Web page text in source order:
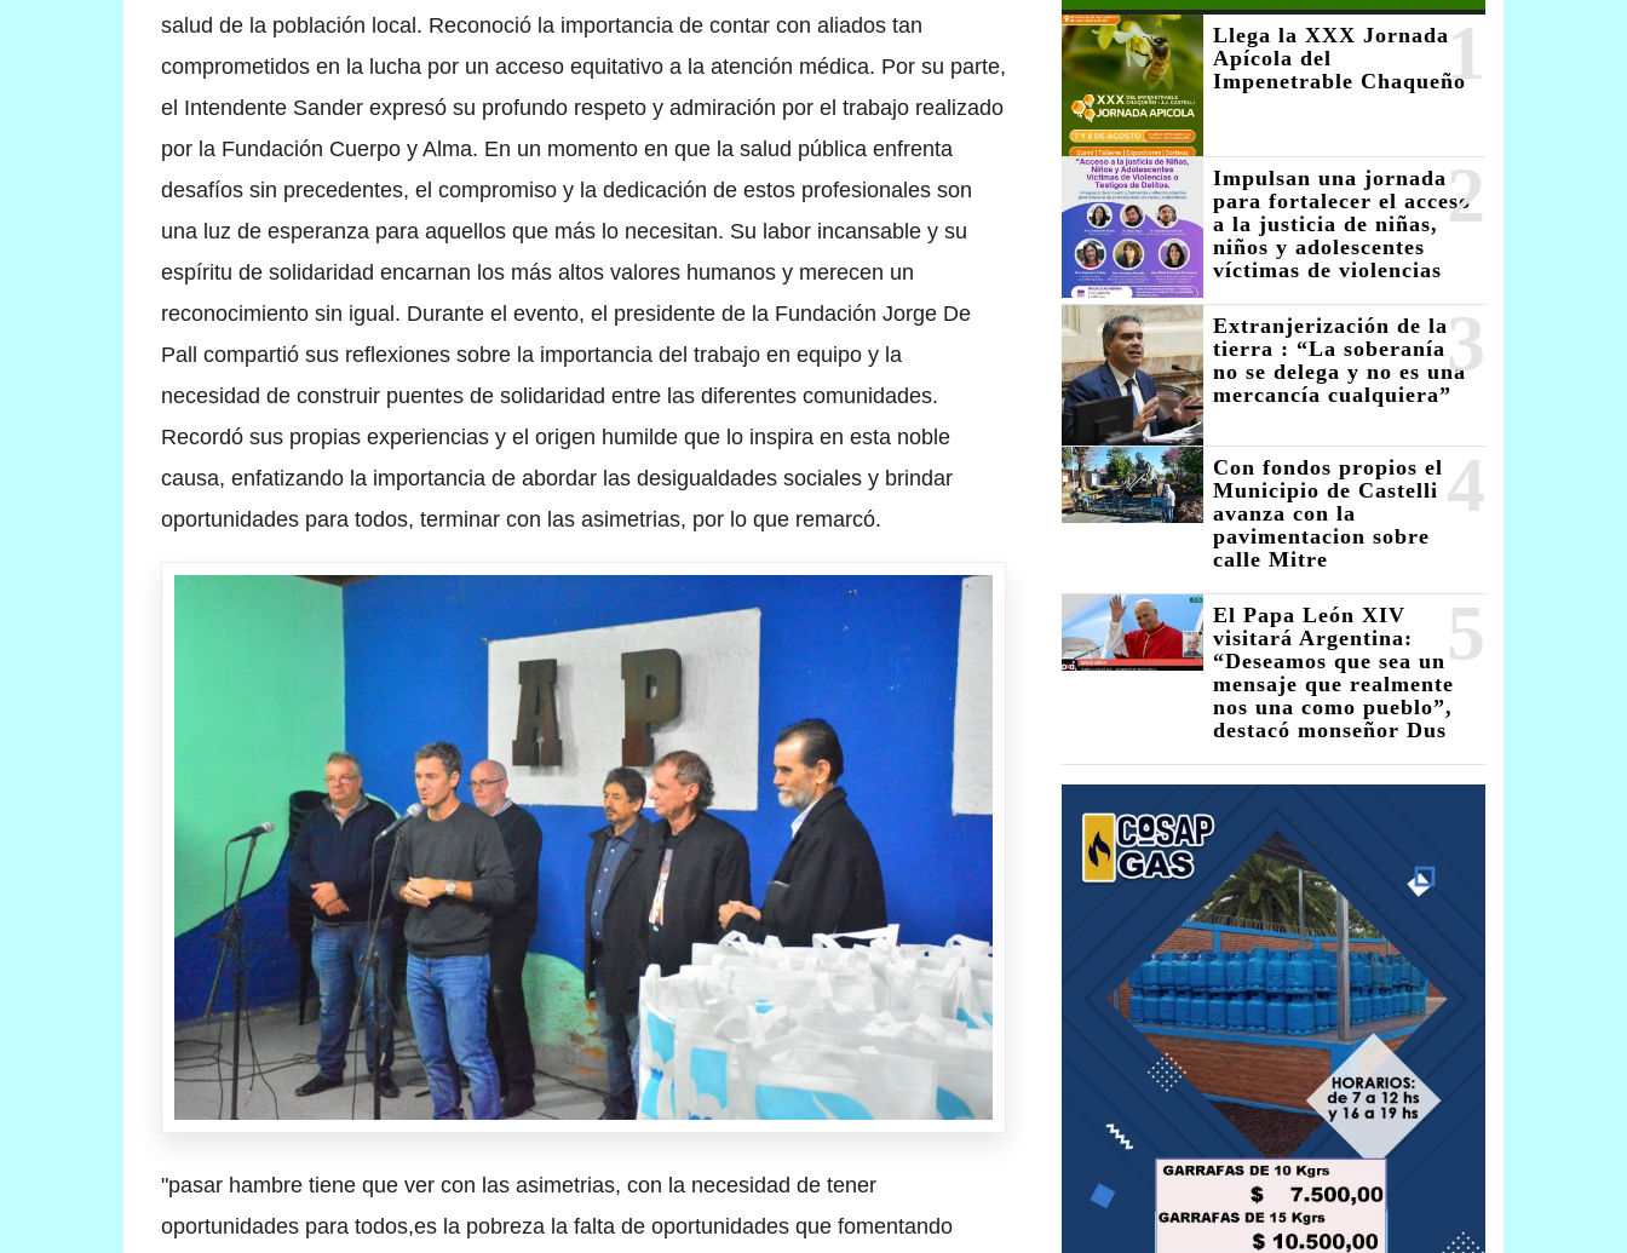
salud de la población local. Reconoció la importancia de contar con aliados tan
comprometidos en la lucha por un acceso equitativo a la atención médica. Por su parte,
el Intendente Sander expresó su profundo respeto y admiración por el trabajo realizado
por la Fundación Cuerpo y Alma. En un momento en que la salud pública enfrenta
desafíos sin precedentes, el compromiso y la dedicación de estos profesionales son
una luz de esperanza para aquellos que más lo necesitan. Su labor incansable y su
espíritu de solidaridad encarnan los más altos valores humanos y merecen un
reconocimiento sin igual. Durante el evento, el presidente de la Fundación Jorge De
Pall compartió sus reflexiones sobre la importancia del trabajo en equipo y la
necesidad de construir puentes de solidaridad entre las diferentes comunidades.
Recordó sus propias experiencias y el origen humilde que lo inspira en esta noble
causa, enfatizando la importancia de abordar las desigualdades sociales y brindar
oportunidades para todos, terminar con las asimetrias, por lo que remarcó.
"pasar hambre tiene que ver con las asimetrias, con la necesidad de tener
oportunidades para todos,es la pobreza la falta de oportunidades que fomentando
1
Llega la XXX Jornada
Apícola del
Impenetrable Chaqueño
2
Impulsan una jornada
para fortalecer el acceso
a la justicia de niñas,
niños y adolescentes
víctimas de violencias
3
Extranjerización de la
tierra : “La soberanía
no se delega y no es una
mercancía cualquiera”
4
Con fondos propios el
Municipio de Castelli
avanza con la
pavimentacion sobre
calle Mitre
5
El Papa León XIV
visitará Argentina:
“Deseamos que sea un
mensaje que realmente
nos una como pueblo”,
destacó monseñor Dus